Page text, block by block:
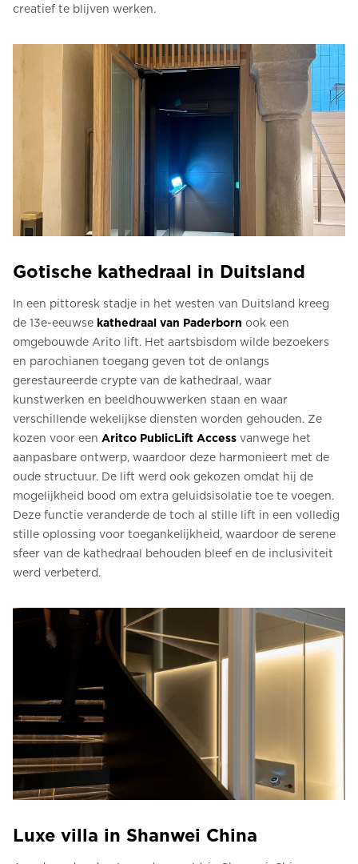
creatief te blijven werken.
Gotische kathedraal in Duitsland
In een pittoresk stadje in het westen van Duitsland kreeg
de 13e-eeuwse kathedraal van Paderborn ook een
omgebouwde Arito lift. Het aartsbisdom wilde bezoekers
en parochianen toegang geven tot de onlangs
gerestaureerde crypte van de kathedraal, waar
kunstwerken en beeldhouwwerken staan en waar
verschillende wekelijkse diensten worden gehouden. Ze
kozen voor een Aritco PublicLift Access vanwege het
aanpasbare ontwerp, waardoor deze harmonieert met de
oude structuur. De lift werd ook gekozen omdat hij de
mogelijkheid bood om extra geluidsisolatie toe te voegen.
Deze functie veranderde de toch al stille lift in een volledig
stille oplossing voor toegankelijkheid, waardoor de serene
sfeer van de kathedraal behouden bleef en de inclusiviteit
werd verbeterd.
Luxe villa in Shanwei China